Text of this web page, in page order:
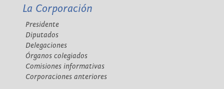
La Corporación
Presidente
Diputados
Delegaciones
Órganos colegiados
Comisiones informativas
Corporaciones anteriores